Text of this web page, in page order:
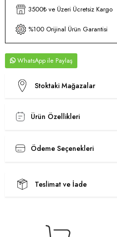
3500₺ ve Üzeri Ücretsiz Kargo
%100 Orijinal Ürün Garantisi
WhatsApp
Stoktaki Mağazalar
Ürün Özellikleri
Ödeme Seçenekleri
Teslimat ve İade